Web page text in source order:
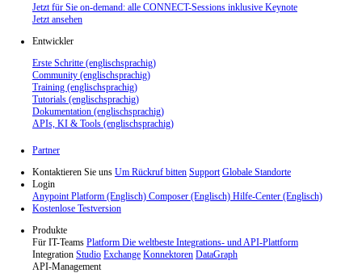
Jetzt für Sie on-demand: alle CONNECT-Sessions inklusive Keynote
Jetzt ansehen
Entwickler
Erste Schritte (englischsprachig)
Community (englischsprachig)
Training (englischsprachig)
Tutorials (englischsprachig)
Dokumentation (englischsprachig)
APIs, KI & Tools (englischsprachig)
Partner
Kontaktieren Sie uns Um Rückruf bitten Support Globale Standorte
Login
Anypoint Platform (Englisch) Composer (Englisch) Hilfe-Center (Englisch)
Kostenlose Testversion
Produkte
Für IT-Teams Platform Die weltbeste Integrations- und API-Plattform
Integration Studio Exchange Konnektoren DataGraph
API-Management